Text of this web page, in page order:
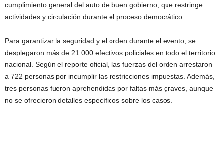
cumplimiento general del auto de buen gobierno, que restringe
actividades y circulación durante el proceso democrático.
Para garantizar la seguridad y el orden durante el evento, se
desplegaron más de 21.000 efectivos policiales en todo el territorio
nacional. Según el reporte oficial, las fuerzas del orden arrestaron
a 722 personas por incumplir las restricciones impuestas. Además,
tres personas fueron aprehendidas por faltas más graves, aunque
no se ofrecieron detalles específicos sobre los casos.